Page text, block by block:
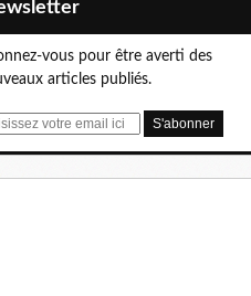
vous pour être averti des
articles publiés.